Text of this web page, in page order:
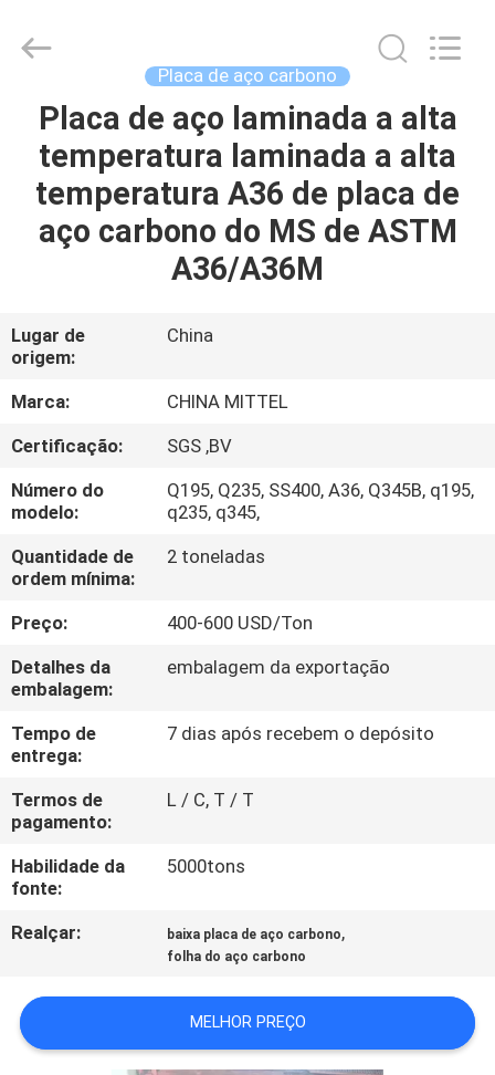
CASA
PRODUTOS
SOBRE
EXCURSÃO
DA
FÁBRICA
CONTROLE
DA
QUALIDADE
CONTACTE-
NOS
NOTÍCIA
CASOS
NEWS
MAPA
DO
STEEL
INDUSTRIAL
Reserved.
Placa de aço carbono
Placa de aço laminada a alta
temperatura laminada a alta
temperatura A36 de placa de
aço carbono do MS de ASTM
A36/A36M
Lugar de
origem:
China
Marca:
CHINA MITTEL
Certificação:
SGS ,BV
Número do
modelo:
Q195, Q235, SS400, A36, Q345B, q195,
q235, q345,
Quantidade de
ordem mínima:
2 toneladas
Preço:
400-600 USD/Ton
Detalhes da
embalagem:
embalagem da exportação
Tempo de
entrega:
7 dias após recebem o depósito
Termos de
pagamento:
L / C, T / T
Habilidade da
fonte:
5000tons
Realçar: baixa placa de aço carbono,
folha do aço carbono
MELHOR PREÇO